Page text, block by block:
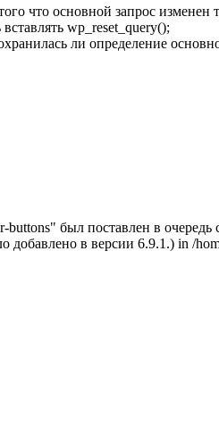
что основной запрос
wp_reset_query();
ли определение
buttons" был поставлен в
добавлено в версии 6.9.1.) in /